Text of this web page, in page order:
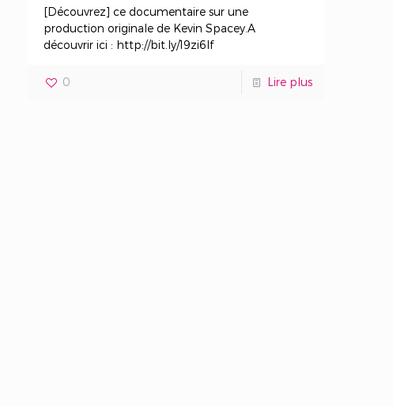
[Découvrez] ce documentaire sur une
production originale de Kevin Spacey.A
découvrir ici : http://bit.ly/19zi6lf
0 Lire plus